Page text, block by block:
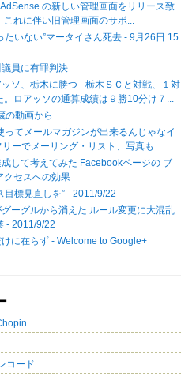
の新しい管理画面をリリース致
これに伴い旧管理画面のサポ...
たいない”マータイさん死去 - 9月26日 15
議員に有罪判決
ッソ、栃木に勝つ - 栃木ＳＣと対戦、１対
。ロアッソの通算成績は９勝10分け７...
の動画から
ってメールマガジンが出来るんじゃなイ
リーでメーリング・リスト、写真も...
して考えてみた Facebookページの ブ
クセスへの効果
目標見直しを” - 2011/9/22
ーグルから消えた ルール変更に大混乱
- 2011/9/22
に在らず - Welcome to Google+
コード